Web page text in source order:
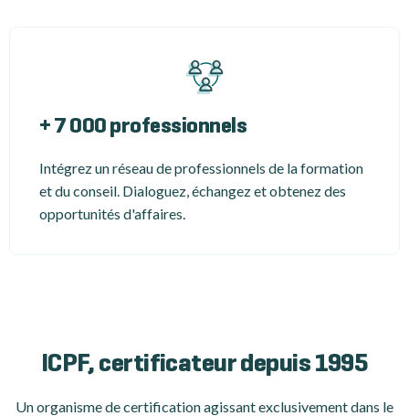
+ 7 000 professionnels
Intégrez un réseau de professionnels de la formation
et du conseil. Dialoguez, échangez et obtenez des
opportunités d'affaires.
ICPF, certificateur depuis 1995
Un organisme de certificationagissant exclusivement dans le